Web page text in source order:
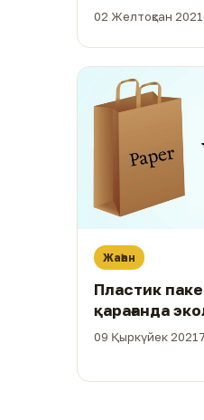
02 Желтоқсан 2021
Жаһан
Пластик
қарағанда
болып шықты
09 Қыркүйек 2021